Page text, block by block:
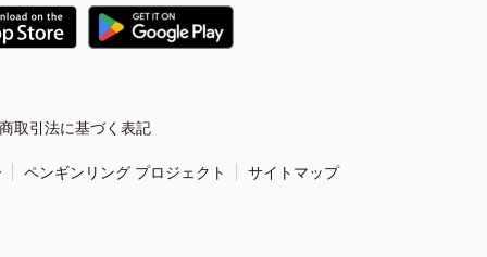
取引法に基づく表記
ペンギンリング プロジェクト サイトマップ